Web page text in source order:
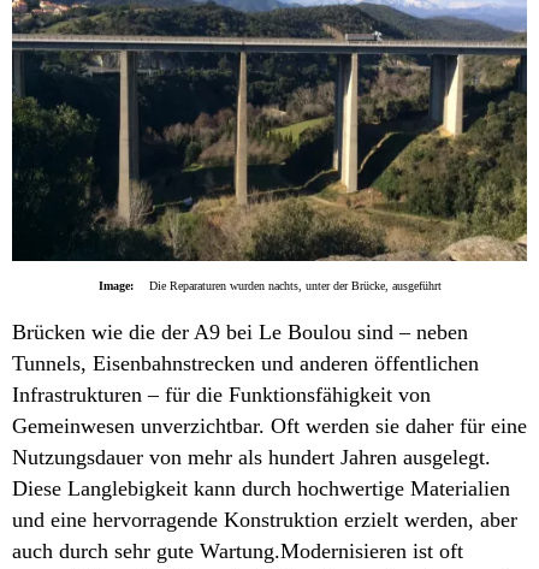
Image: Die Reparaturen wurden nachts, unter der Brücke, ausgeführt
Brücken wie die der A9 bei Le Boulou sind – neben
Tunnels, Eisenbahnstrecken und anderen öffentlichen
Infrastrukturen – für die Funktionsfähigkeit von
Gemeinwesen unverzichtbar. Oft werden sie daher für eine
Nutzungsdauer von mehr als hundert Jahren ausgelegt.
Diese Langlebigkeit kann durch hochwertige Materialien
und eine hervorragende Konstruktion erzielt werden, aber
auch durch sehr gute Wartung.Modernisieren ist oft